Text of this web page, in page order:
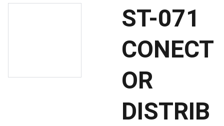
ST-071
CONECT
OR
DISTRIB